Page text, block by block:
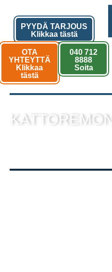
PYYDÄ TARJOUS
Klikkaa tästä
OTA
YHTEYTTÄ
Klikkaa
tästä
040 712
8888
Soita